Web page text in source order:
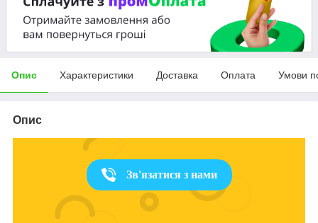
Опис Характеристики Доставка Оплата Умови
Опис
Зв'язатися з нами